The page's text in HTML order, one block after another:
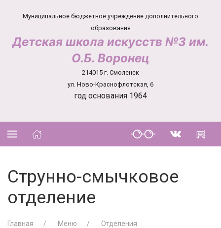
Муниципальное бюджетное учреждение дополнительного
образования
Детская школа искусств №3 им.
О.Б. Воронец
214015 г. Смоленск
ул. Ново-Краснофлотская, 6
год основания 1964
Струнно-смычковое
отделение
Главная Меню Отделения